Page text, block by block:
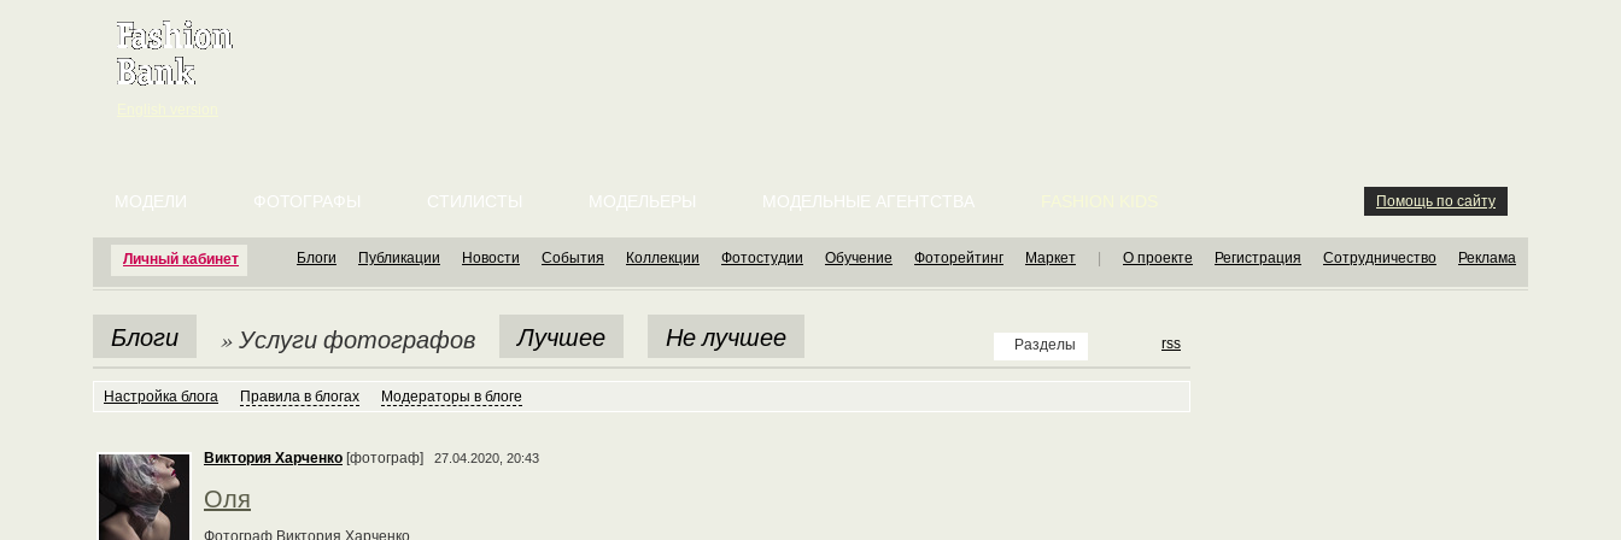
Личный кабинет
МОДЕЛИ ФОТОГРАФЫ СТИЛИСТЫ МОДЕЛЬЕРЫ МОДЕЛЬНЫЕ АГЕНТСТВА Помощь по сайту
Блоги Публикации Новости События Коллекции Фотостудии Обучение Фоторейтинг Маркет О проекте Регистрация Сотрудничество Реклама
Разделы rss
Блоги » Услуги фотографов Лучшее Не лучшее
Настройка блога Правила в блогах Модераторы в блоге
Виктория Харченко [фотограф] 27.04.2020, 20:43
Оля
Фотограф Виктория Харченко